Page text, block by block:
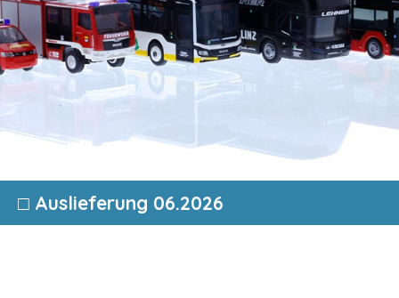
□ Auslieferung 06.2026